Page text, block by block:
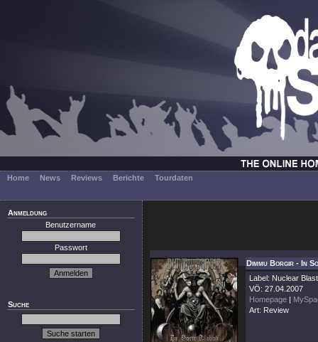
Home News Reviews Berichte Tourdaten
Anmeldung
Benutzername
Passwort
Suche
Dimmu Borgir - In
Label: Nuclear Blast
VÖ: 27.04.2007
Homepage |
Art: Review